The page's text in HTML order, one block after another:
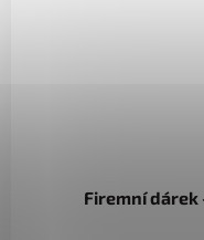
Firemní